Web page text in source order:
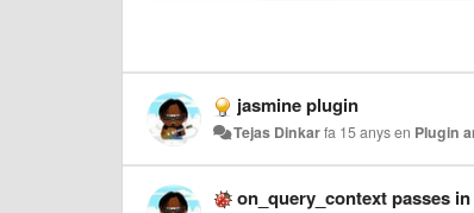
jasmine plugin
Tejas Dinkarfa 15 anysen Plugin
on_query_context passes